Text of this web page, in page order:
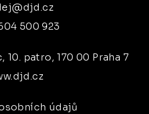
500 923
10. patro, 170 00 Praha 7
údajů